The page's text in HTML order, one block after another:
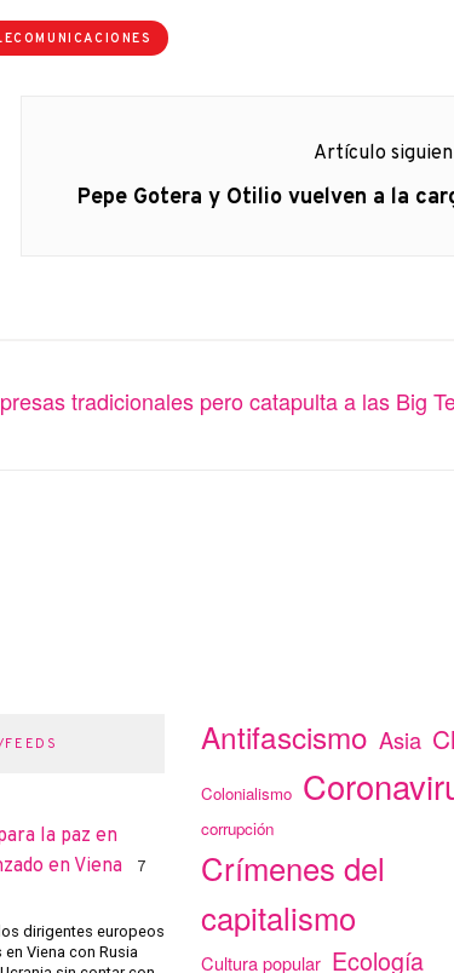
Artículo
Artículo
Pepe Gotera y Otilio vuelven a la
tradicionales pero catapulta a las Big
la paz en
en Viena
7
dirigentes europeos
Viena con Rusia
Antifascismo Asia
Colonialismo
corrupción
Crímenes del
capitalismo
Cultura popular Ecología